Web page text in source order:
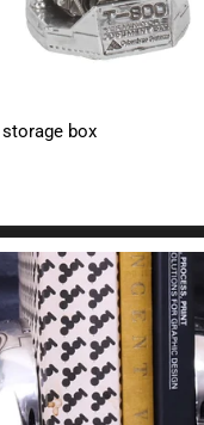
box